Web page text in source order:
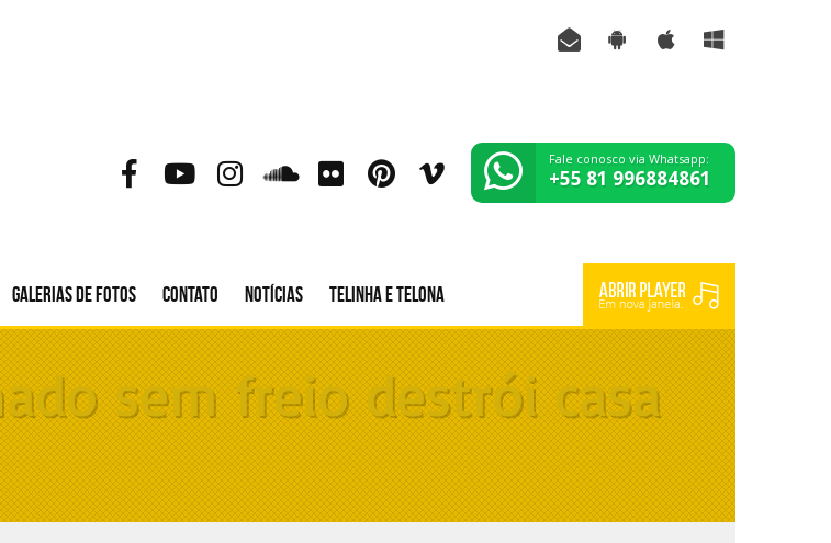
Fale conosco via Whatsapp:
+55 81 996884861
Galerias de fotos Contato Notícias Telinha e Telona
sem freio destrói casa